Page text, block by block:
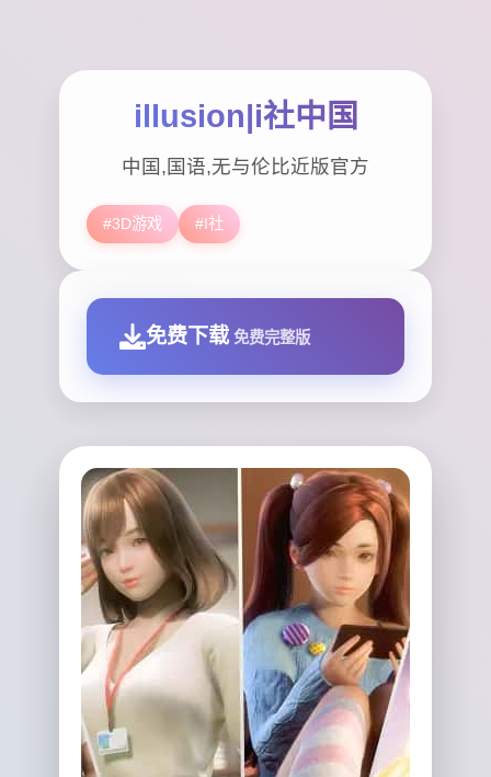
illusion|i社中国
中国,国语,无与伦比近版官方
#3D游戏 #I社
免费下载 免费完整版